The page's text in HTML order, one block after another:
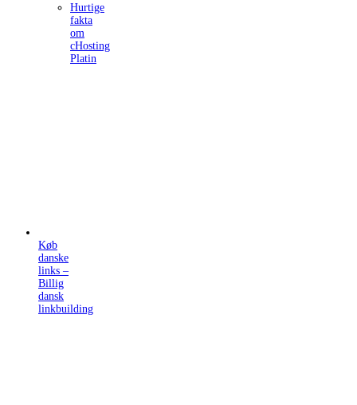
Hurtige
fakta
om
cHosting
Platin
Køb
danske
links –
Billig
dansk
linkbuilding